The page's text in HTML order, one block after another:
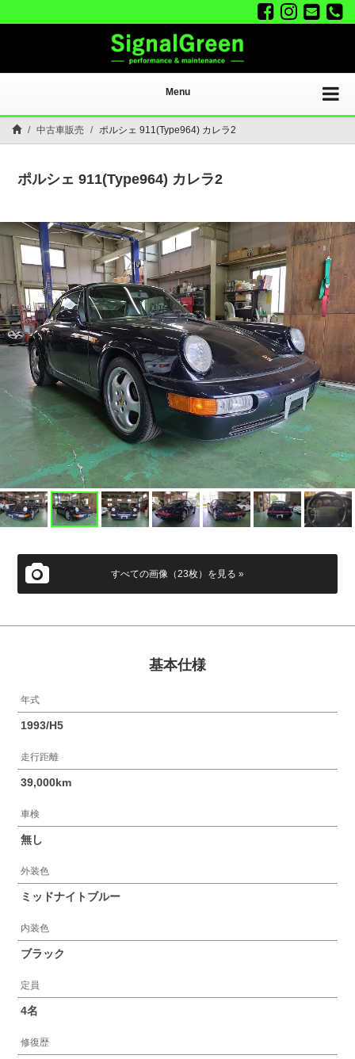
Menu
中古車販売 ポルシェ 911(Type964) カレラ2
ポルシェ 911(Type964) カレラ2
すべての画像（23枚）を見る »
基本仕様
年式
1993/H5
走行距離
39,000km
車検
無し
外装色
ミッドナイトブルー
内装色
ブラック
定員
4名
修復歴